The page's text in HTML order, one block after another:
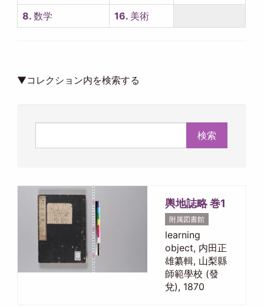
8.数学 16. 美術
▼コレクション内を検索する
検索
輿地誌略 巻1
附属図書館
learning
object, 内田正
雄纂輯, 山梨縣
師範學校 (發
兌), 1870